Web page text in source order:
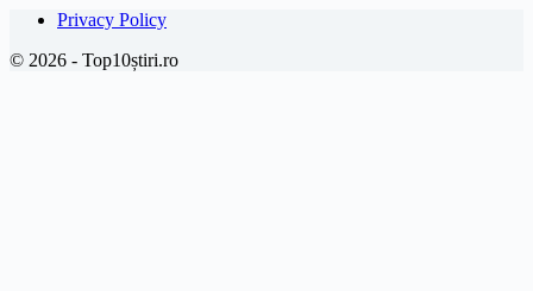
Privacy Policy
© 2026 - Top10știri.ro